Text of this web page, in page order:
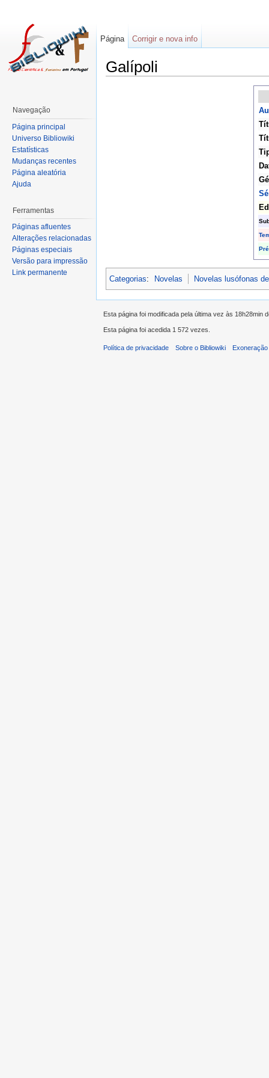
Galípoli
Categorias: Novelas Novelas lusófonas
Página Corrigir e nova info
Navegação
Página principal
Universo Bibliowiki
Estatísticas
Mudanças recentes
Página aleatória
Ajuda
Ferramentas
Páginas afluentes
Alterações relacionadas
Páginas especiais
Versão para impressão
Link permanente
Esta página foi modificada pela última vez às 18h28min
Esta página foi acedida 1 572 vezes.
Política de privacidade Sobre o Bibliowiki